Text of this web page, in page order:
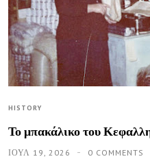
HISTORY
Το μπακάλικο του
ΙΟΥΛ 19, 2026 0 COMMENTS